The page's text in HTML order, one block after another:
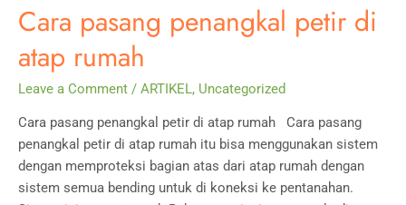
Cara pasang penangkal petir di
atap rumah
Leave a Comment / ARTIKEL, Uncategorized
Cara pasang penangkal petir di atap rumah Cara pasang
penangkal petir di atap rumah itu bisa menggunakan sistem
dengan memproteksi bagian atas dari atap rumah dengan
sistem semua bending untuk di koneksi ke pentanahan.